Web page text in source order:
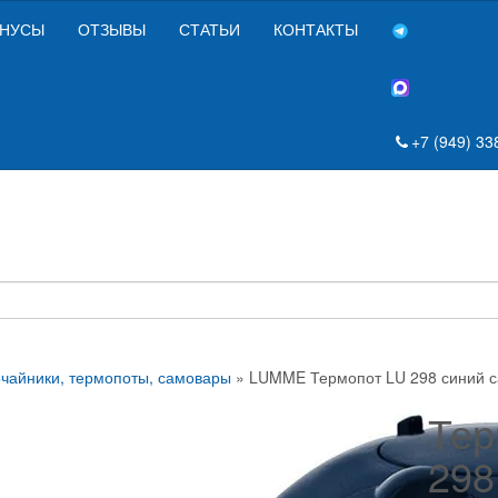
ОТЗЫВЫ СТАТЬИ КОНТАКТЫ
+7 (949)
термопоты, самовары» LUMME Термопот LU 298 синий